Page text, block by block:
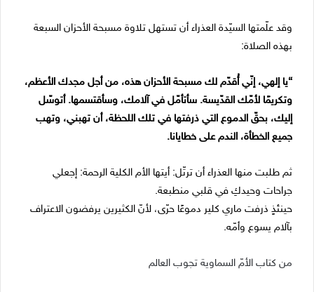
وقد علّمتها السيّدة العذراء أن تستهل تلاوة مسبحة الأحزان السبعة
بهذه الصلاة:
“يا إلهي، إنّي أُقدّم لك مسبحة الأحزان هذه، من أجل مجدك الأعظم،
وتكريمًا لأمّك القدّيسة. سأتأمّل في آلامك، وسأقتسمها. أتوسّل
إليك، بحقّ الدموع التي ذرفتها في تلك اللحظة، أن تهبني، وتهب
جميع الخطأة، الندم على خطايانا.
ثم طلبت منها العذراء أن ترتّل: أيتها الأم الكلية الرحمة: إجعلي
جراحات وحيدكِ في قلبي منطبعة.
حينئذٍ ذرفت ماري كلير دموعًا حرّى، لأنّ الكثيرين يرفضون الاعتراف
بآلام يسوع وأمّه.
من كتاب الأمّ السماوية تجوب العالم